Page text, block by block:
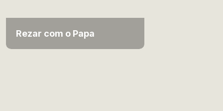
Rezar com o Papa